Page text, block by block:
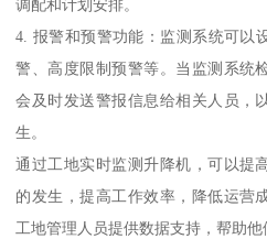
调配和计划安排。
4. 报警和预警功能：监测系统可以
警、高度限制预警等。当监测系统
会及时发送警报信息给相关人员，
生。
通过工地实时监测升降机，可以提
的发生，提高工作效率，降低运营
工地管理人员提供数据支持，帮助他